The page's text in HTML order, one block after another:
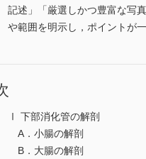
記述」「厳選しかつ豊富な写
や範囲を明示し，ポイントが
Ⅰ 下部消化管の解剖
A．小腸の解剖
B．大腸の解剖